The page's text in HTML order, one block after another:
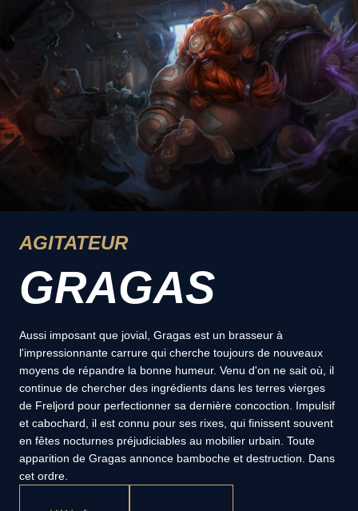
AGITATEUR
GRAGAS
Aussi imposant que jovial, Gragas est un brasseur à
l'impressionnante carrure qui cherche toujours de nouveaux
moyens de répandre la bonne humeur. Venu d'on ne sait où, il
continue de chercher des ingrédients dans les terres vierges
de Freljord pour perfectionner sa dernière concoction. Impulsif
et cabochard, il est connu pour ses rixes, qui finissent souvent
en fêtes nocturnes préjudiciables au mobilier urbain. Toute
apparition de Gragas annonce bamboche et destruction. Dans
cet ordre.